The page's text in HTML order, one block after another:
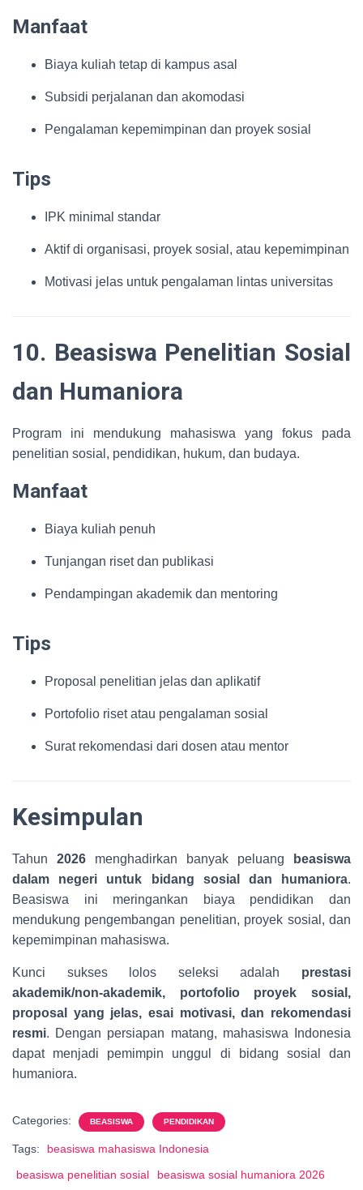
Manfaat
Biaya kuliah tetap di kampus asal
Subsidi perjalanan dan akomodasi
Pengalaman kepemimpinan dan proyek sosial
Tips
IPK minimal standar
Aktif di organisasi, proyek sosial, atau kepemimpinan
Motivasi jelas untuk pengalaman lintas universitas
10. Beasiswa Penelitian Sosial
dan Humaniora
Program ini mendukung mahasiswa yang fokus pada
penelitian sosial, pendidikan, hukum, dan budaya.
Manfaat
Biaya kuliah penuh
Tunjangan riset dan publikasi
Pendampingan akademik dan mentoring
Tips
Proposal penelitian jelas dan aplikatif
Portofolio riset atau pengalaman sosial
Surat rekomendasi dari dosen atau mentor
Kesimpulan
Tahun 2026 menghadirkan banyak peluang
beasiswa
dalam negeri untuk bidang sosial dan humaniora.
Beasiswa ini meringankan biaya pendidikan dan
mendukung pengembangan penelitian, proyek sosial, dan
kepemimpinan mahasiswa.
Kunci sukses lolos seleksi adalah prestasi
akademik/non-akademik, portofolio proyek sosial,
proposal yang jelas, esai motivasi, dan rekomendasi
resmi. Dengan persiapan matang, mahasiswa Indonesia
dapat menjadi pemimpin unggul di bidang sosial dan
humaniora.
Categories: BEASISWA PENDIDIKAN
Tags:
beasiswa mahasiswa Indonesia
beasiswa penelitian sosial
beasiswa sosial humaniora 2026